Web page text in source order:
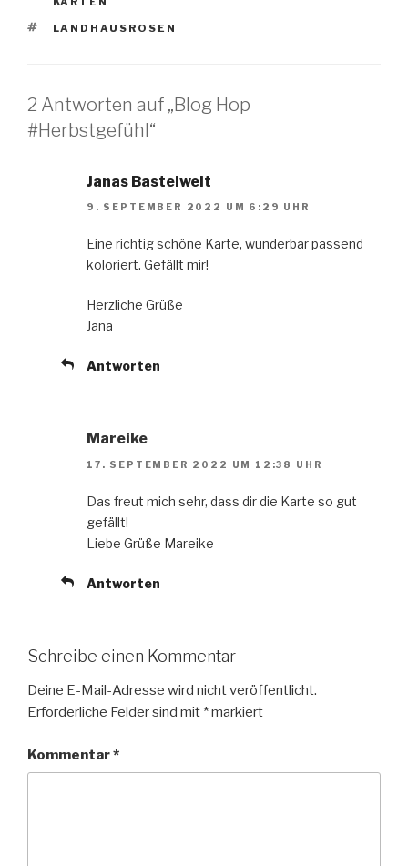
SCHLAGWÖRTER
LANDHAUSROSEN
2 Antworten auf „Blog Hop
#Herbstgefühl“
Janas Bastelwelt
9. SEPTEMBER 2022 UM 6:29 UHR
Eine richtig schöne Karte, wunderbar passend
koloriert. Gefällt mir!
Herzliche Grüße
Jana
Antworten
Mareike
17. SEPTEMBER 2022 UM 12:38 UHR
Das freut mich sehr, dass dir die Karte so gut
gefällt!
Liebe Grüße Mareike
Antworten
Schreibe einen Kommentar
Deine E-Mail-Adresse wird nicht veröffentlicht.
Erforderliche Felder sind mit *markiert
Kommentar*